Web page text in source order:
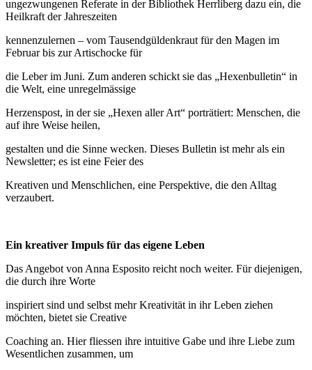
ungezwungenen Referate in der Bibliothek Herrliberg dazu ein, die
Heilkraft der Jahreszeiten
kennenzulernen – vom Tausendgüldenkraut für den Magen im
Februar bis zur Artischocke für
die Leber im Juni. Zum anderen schickt sie das „Hexenbulletin“ in
die Welt, eine unregelmässige
Herzenspost, in der sie „Hexen aller Art“ porträtiert: Menschen, die
auf ihre Weise heilen,
gestalten und die Sinne wecken. Dieses Bulletin ist mehr als ein
Newsletter; es ist eine Feier des
Kreativen und Menschlichen, eine Perspektive, die den Alltag
verzaubert.
Ein kreativer Impuls für das eigene Leben
Das Angebot von Anna Esposito reicht noch weiter. Für diejenigen,
die durch ihre Worte
inspiriert sind und selbst mehr Kreativität in ihr Leben ziehen
möchten, bietet sie Creative
Coaching an. Hier fliessen ihre intuitive Gabe und ihre Liebe zum
Wesentlichen zusammen, um